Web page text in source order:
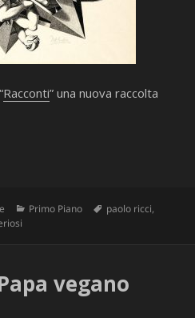
Racconti” una nuova raccolta
Categorie
Primo Piano Tag
paolo ricci,
vegano